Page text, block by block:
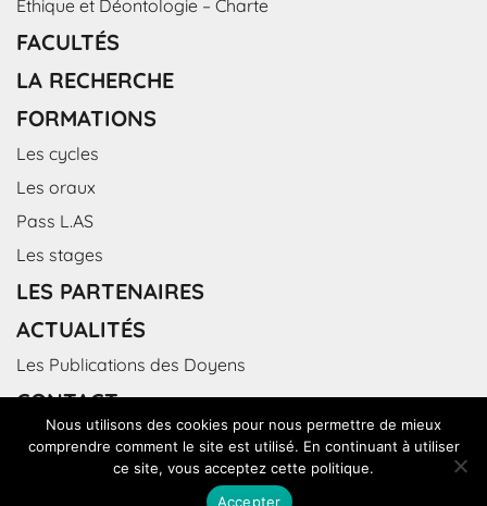
Éthique et Déontologie – Charte
FACULTÉS
LA RECHERCHE
FORMATIONS
Les cycles
Les oraux
Pass L.AS
Les stages
LES PARTENAIRES
ACTUALITÉS
Les Publications des Doyens
CONTACT
Nous utilisons des cookies pour nous permettre de mieux
comprendre comment le site est utilisé. En continuant à utiliser
ce site, vous acceptez cette politique.
Accepter